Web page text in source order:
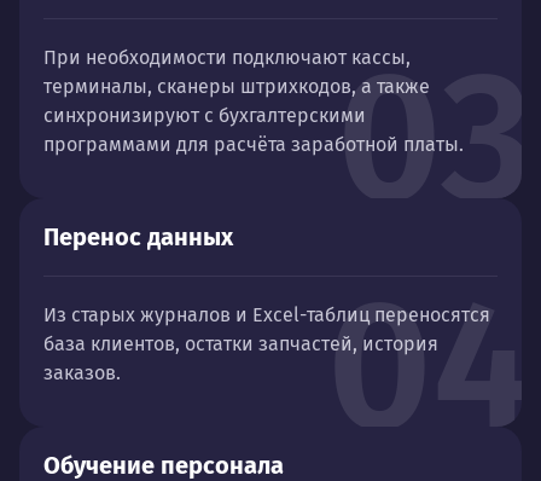
03
При необходимости подключают кассы,
терминалы, сканеры штрихкодов, а также
синхронизируют с бухгалтерскими
программами для расчёта заработной платы.
04
Перенос данных
Из старых журналов и Excel-таблиц переносятся
база клиентов, остатки запчастей, история
заказов.
Обучение персонала